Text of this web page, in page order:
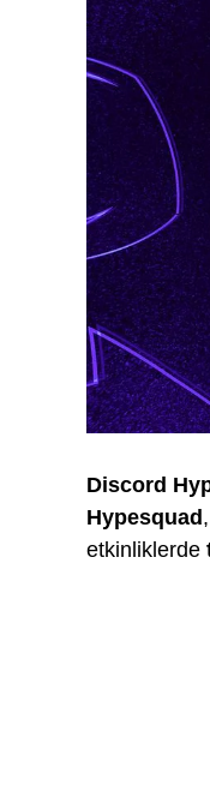
Discord
Hypesquad,
etkinliklerde